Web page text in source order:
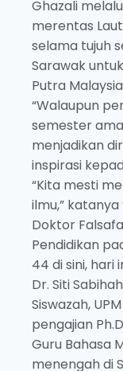
Ghazali
merentas
selama tujuh
Sarawak
Putra
“Walaupun
semester
menjadikan
inspirasi
“Kita mesti
ilmu,”
Doktor
Pendidikan
44 di sini, hari
Dr. Siti
Siswazah,
pengajian
Guru Bahasa
menengah di